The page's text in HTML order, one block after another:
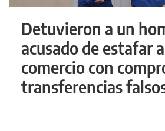
Detuvieron a un
acusado de estafar
comercio con
transferencias